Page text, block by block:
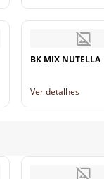
BK MIX NUTELLA
Ver detalhes